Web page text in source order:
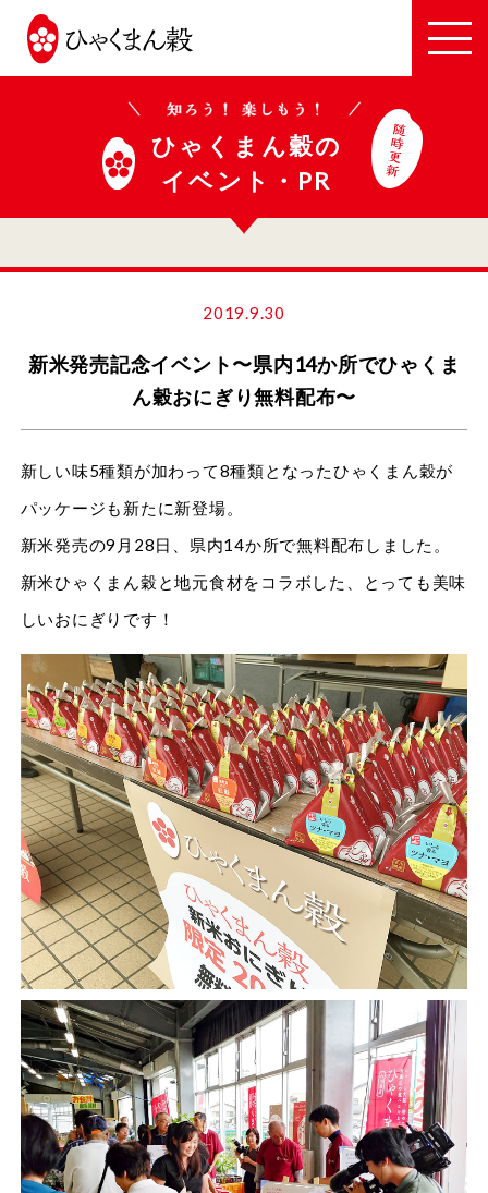
JA
全
農
い
し
か
わ
ひゃくまん穀の
イベント・PR
2019.9.30
新米発売記念イベント〜県内14か所でひゃくま
ん穀おにぎり無料配布〜
新しい味5種類が加わって8種類となったひゃくまん穀が
パッケージも新たに新登場。
新米発売の9月28日、県内14か所で無料配布しました。
新米ひゃくまん穀と地元食材をコラボした、とっても美味
しいおにぎりです！